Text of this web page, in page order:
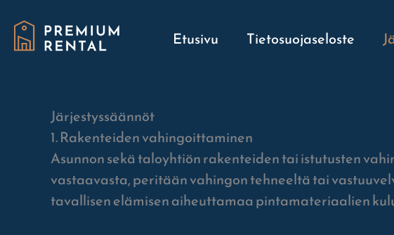
sisältöön
Etusivu Tietosuojaseloste
Järjestyssäännöt
1. Rakenteiden vahingoittaminen
Asunnon sekä taloyhtiön rakenteiden tai istutusten
vastaavasta, peritään vahingon tehneeltä tai
tavallisen elämisen aiheuttamaa pintamateriaalien